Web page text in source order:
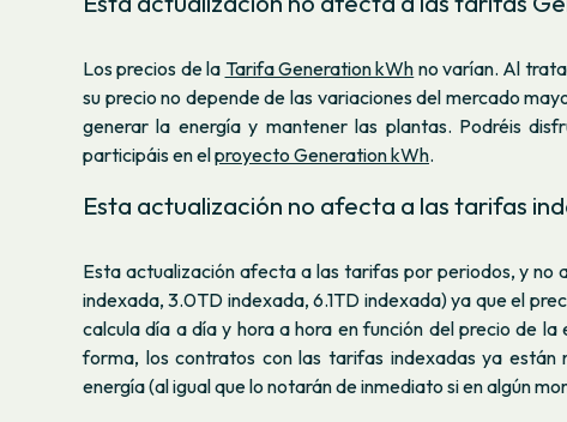
Los precios de la Tarifa Generation kWh no varían. Al
su precio no depende de las variaciones del mercado
generar la energía y mantener las plantas. Podréis
participáis en elproyecto Generation kWh.
Esta actualización no afecta a las tarifas
Esta actualización afecta a las tarifas por periodos, y no
indexada, 3.0TD indexada, 6.1TD indexada) ya que el
calcula día a día y hora a hora en función del precio de
forma, los contratos con las tarifas indexadas ya
energía (al igual que lo notarán de inmediato si en algún